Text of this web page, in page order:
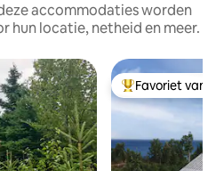
accommodaties worden
hun locatie, netheid en meer.
Topfavoriet van
Favoriet van